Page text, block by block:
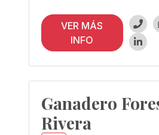
VER MÁS
INFO
Ganadero
Rivera